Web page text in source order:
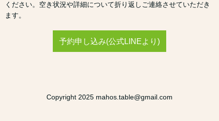
ください。空き状況や詳細について折り返しご連絡させていただき
ます。
予約申し込み(公式LINEより)
Copyright 2025 mahos.table@gmail.com